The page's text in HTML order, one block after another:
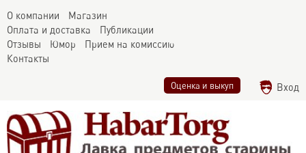
О компании
Магазин
Оплата и доставка
Публикации
Отзывы
Юмор
Прием на комиссию
Контакты
Оценка и выкуп Вход